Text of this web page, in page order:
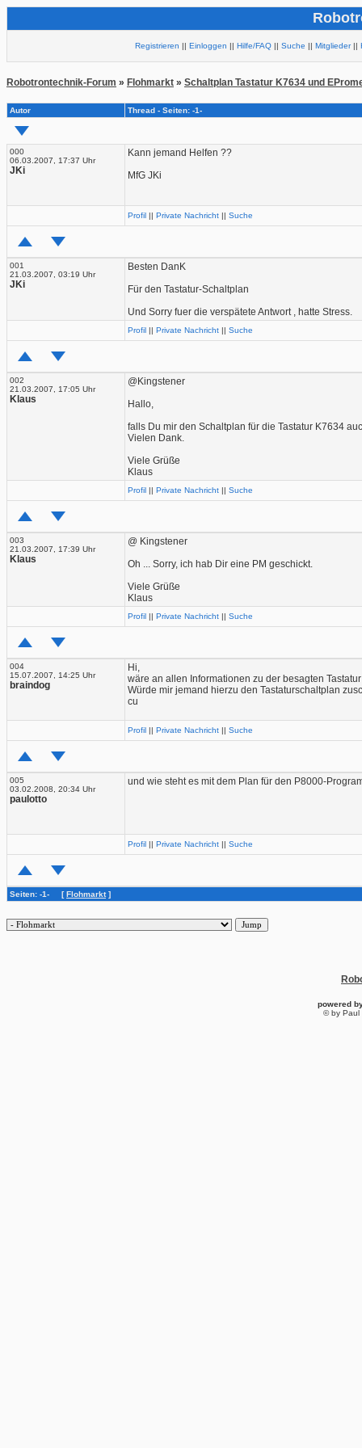
Registrieren || Einloggen || Hilfe/FAQ || Suche || Mitglieder||
Robotrontechnik-Forum » Flohmarkt » Schaltplan Tastatur K7634 und
Autor Thread - Seiten: -1-
000
06.03.2007, 17:37 Uhr
JKi
Kann jemand Helfen ??
MfG JKi
Profil || Private Nachricht || Suche
001
21.03.2007, 03:19 Uhr
JKi
Besten DanK
Für den Tastatur-Schaltplan
Und Sorry fuer die verspätete Antwort , hatte Stress.
Profil || Private Nachricht || Suche
002
21.03.2007, 17:05 Uhr
Klaus
@Kingstener
Hallo,
falls Du mir den Schaltplan für die Tastatur K7634
Vielen Dank.
Viele Grüße
Klaus
Profil || Private Nachricht || Suche
003
21.03.2007, 17:39 Uhr
Klaus
@ Kingstener
Oh ... Sorry, ich hab Dir eine PM geschickt.
Viele Grüße
Klaus
Profil || Private Nachricht || Suche
004
15.07.2007, 14:25 Uhr
braindog
Hi,
wäre an allen Informationen zu der besagten
Würde mir jemand hierzu den Tastaturschaltplan
cu
Profil || Private Nachricht || Suche
005
03.02.2008, 20:34 Uhr
paulotto
und wie steht es mit dem Plan für den P8000-
Profil || Private Nachricht || Suche
Seiten: -1- [Flohmarkt]
powered
© by Paul